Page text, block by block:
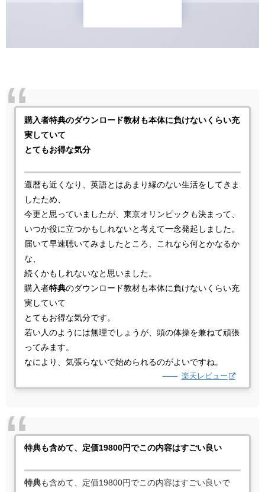
購入者特典のダウンロード教材も本体に負けないくらい充
実していて
とてもお得な気分
還暦も近くなり、英語とはあまり縁のない生活をしてきま
したため、
今更と思っていましたが、東京オリンピックも決まって、
いつか役に立つかもしれないと考えて一念発起しました。
届いて早速聴いてみましたところ、これなら何とかなるか
な、
続くかもしれないなと思いました。
購入者特典のダウンロード教材も本体に負けないくらい充
実していて
とてもお得な気分です。
若い人のようには無理でしょうが、頭の体操を兼ねて頑張
ってみます。
なにより、気張らないで始められるのがよいですね。
楽天レビュー
特典も含めて、定価19800円でこの内容はすごい良い
特典も含めて、定価19800円でこの内容はすごい良いで